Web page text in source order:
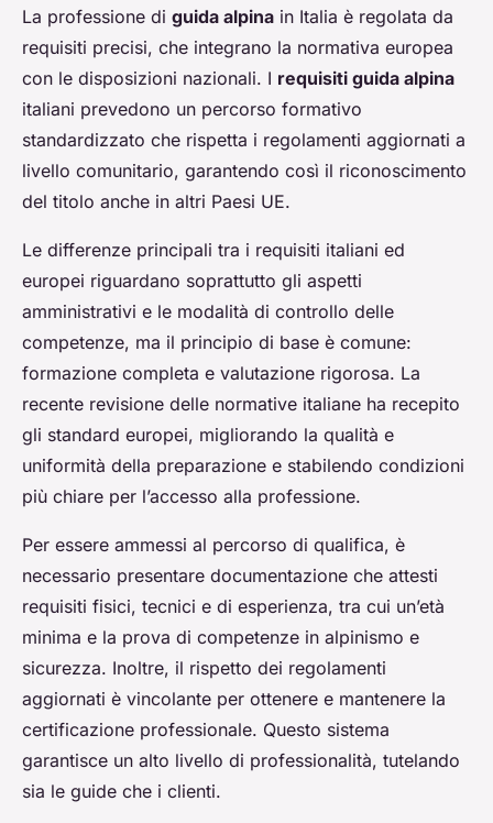
La professione di guida alpina in Italia è regolata da
requisiti precisi, che integrano la normativa europea
con le disposizioni nazionali. I requisiti guida alpina
italiani prevedono un percorso formativo
standardizzato che rispetta i regolamenti aggiornati a
livello comunitario, garantendo così il riconoscimento
del titolo anche in altri Paesi UE.
Le differenze principali tra i requisiti italiani ed
europei riguardano soprattutto gli aspetti
amministrativi e le modalità di controllo delle
competenze, ma il principio di base è comune:
formazione completa e valutazione rigorosa. La
recente revisione delle normative italiane ha recepito
gli standard europei, migliorando la qualità e
uniformità della preparazione e stabilendo condizioni
più chiare per l’accesso alla professione.
Per essere ammessi al percorso di qualifica, è
necessario presentare documentazione che attesti
requisiti fisici, tecnici e di esperienza, tra cui un’età
minima e la prova di competenze in alpinismo e
sicurezza. Inoltre, il rispetto dei regolamenti
aggiornati è vincolante per ottenere e mantenere la
certificazione professionale. Questo sistema
garantisce un alto livello di professionalità, tutelando
sia le guide che i clienti.